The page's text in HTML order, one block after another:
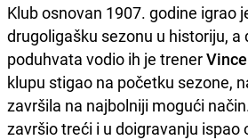
Klub osnovan 1907. godine igrao
drugoligašku sezonu u historiju, a
poduhvata vodio ih je trener
klupu stigao na početku sezone,
završila na najbolniji mogući
završio treći i u doigravanju ispao